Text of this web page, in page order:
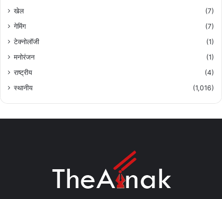
खेल
(7)
गेमिंग
(7)
टेक्नोलॉजी
(1)
मनोरंजन
(1)
राष्ट्रीय
(4)
स्थानीय
(1,016)